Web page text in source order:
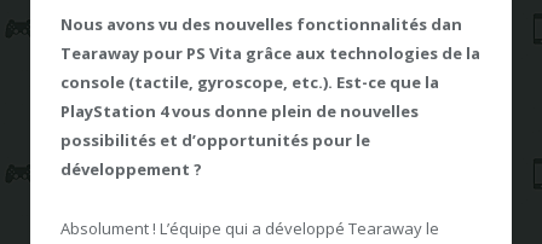
Nous avons vu des nouvelles fonctionnalités dan
Tearaway pour PS Vita grâce aux technologies de la
console (tactile, gyroscope, etc.). Est-ce que la
PlayStation 4 vous donne plein de nouvelles
possibilités et d’opportunités pour le
développement ?
Absolument ! L’équipe qui a développé Tearaway le